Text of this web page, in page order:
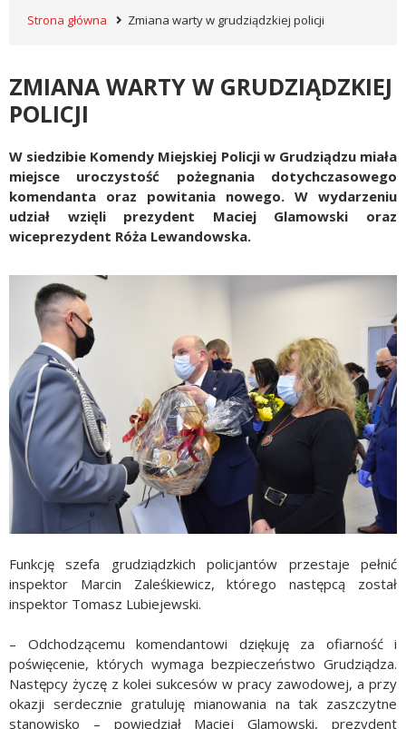
Strona główna Zmiana warty w grudziądzkiej policji
ZMIANA WARTY W GRUDZIĄDZKIEJ
POLICJI
W siedzibie Komendy Miejskiej Policji w Grudziądzu miała
miejsce uroczystość pożegnania dotychczasowego
komendanta oraz powitania nowego. W wydarzeniu
udział wzięli prezydent Maciej Glamowski oraz
wiceprezydent Róża Lewandowska.
Funkcję szefa grudziądzkich policjantów przestaje pełnić
inspektor Marcin Zaleśkiewicz, którego następcą został
inspektor Tomasz Lubiejewski.
– Odchodzącemu komendantowi dziękuję za ofiarność i
poświęcenie, których wymaga bezpieczeństwo Grudziądza.
Następcy życzę z kolei sukcesów w pracy zawodowej, a przy
okazji serdecznie gratuluję mianowania na tak zaszczytne
stanowisko – powiedział Maciej Glamowski, prezydent